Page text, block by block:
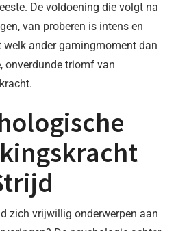
De voldoening die volgt na
van proberen is intens en
welk ander gamingmoment dan
onverdunde triomf van
zich vrijwillig onderwerpen aan